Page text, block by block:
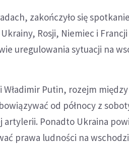
zakończyło się
Rosji, Niemiec i
uregulowania sytuacji na
Putin, rozejm między
od północy z
artylerii. Ponadto Ukraina
prawa ludności na